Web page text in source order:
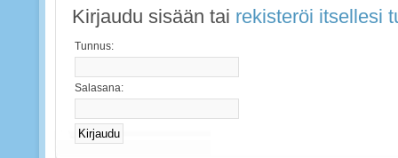
Kirjaudu sisään tai rekisteröi itsellesi
Tunnus:
Salasana: